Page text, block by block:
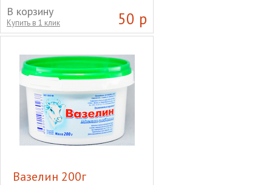
50 р
В корзину
Купить в 1 клик
Вазелин 200г